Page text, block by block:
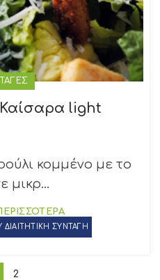
light
κομμένο με το
μικρ...
ΣΥΝΤΑΓΗ
2